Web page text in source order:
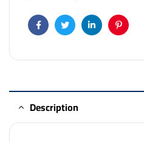
FacebookTwitterLinkedinPinterest
Description